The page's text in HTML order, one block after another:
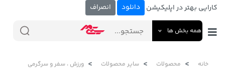
کارایی بهتر در اپلیکیشن دانلود انصراف
همه بخش ها
خانه محصولات سایر محصولات
ورزش ، سفر و سرگرمی